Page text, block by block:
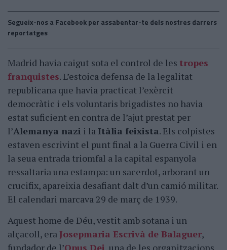
Segueix-nos a Facebook per assabentar-te dels nostres darrers
reportatges
Madrid havia caigut sota el control de les tropes
franquistes. L’estoica defensa de la legalitat
republicana que havia practicat l’exèrcit
democràtic i els voluntaris brigadistes no havia
estat suficient en contra de l’ajut prestat per
l’Alemanya nazi i la Itàlia feixista. Els colpistes
estaven escrivint el punt final a la Guerra Civil i en
la seua entrada triomfal a la capital espanyola
ressaltaria una estampa: un sacerdot, arborant un
crucifix, apareixia desafiant dalt d’un camió militar.
El calendari marcava 29 de març de 1939.
Aquest home de Déu, vestit amb sotana i un
alçacoll, eraJosepmaria Escrivà de Balaguer,